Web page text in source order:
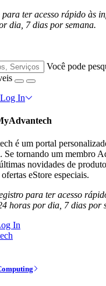
para ter acesso rápido às
dia, 7 dias por semana.
Você pode
In
é um portal
Se tornando um membro
novidades de
eStore especiais.
para ter acesso
horas por dia, 7 dias por
In